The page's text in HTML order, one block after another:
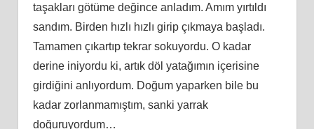
taşakları götüme değince anladım. Amım yırtıldı
sandım. Birden hızlı hızlı girip çıkmaya başladı.
Tamamen çıkartıp tekrar sokuyordu. O kadar
derine iniyordu ki, artık döl yatağımın içerisine
girdiğini anlıyordum. Doğum yaparken bile bu
kadar zorlanmamıştım, sanki yarrak
doğuruyordum…